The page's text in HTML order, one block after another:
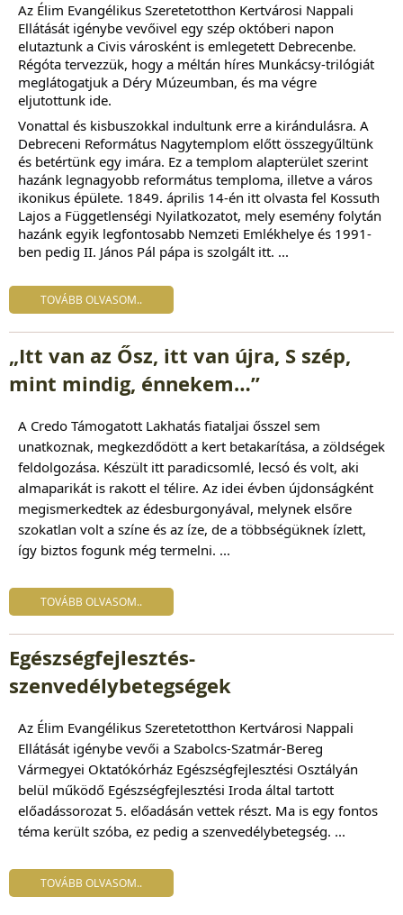
Az Élim Evangélikus Szeretetotthon Kertvárosi Nappali
Ellátását igénybe vevőivel egy szép októberi napon
elutaztunk a Civis városként is emlegetett Debrecenbe.
Régóta tervezzük, hogy a méltán híres Munkácsy-trilógiát
meglátogatjuk a Déry Múzeumban, és ma végre
eljutottunk ide.
Vonattal és kisbuszokkal indultunk erre a kirándulásra. A
Debreceni Református Nagytemplom előtt összegyűltünk
és betértünk egy imára. Ez a templom alapterület szerint
hazánk legnagyobb református temploma, illetve a város
ikonikus épülete. 1849. április 14-én itt olvasta fel Kossuth
Lajos a Függetlenségi Nyilatkozatot, mely esemény folytán
hazánk egyik legfontosabb Nemzeti Emlékhelye és 1991-
ben pedig II. János Pál pápa is szolgált itt. ...
TOVÁBB OLVASOM..
„Itt van az Ősz, itt van újra, S szép,
mint mindig, énnekem…”
A Credo Támogatott Lakhatás fiataljai ősszel sem
unatkoznak, megkezdődött a kert betakarítása, a zöldségek
feldolgozása. Készült itt paradicsomlé, lecsó és volt, aki
almaparikát is rakott el télire. Az idei évben újdonságként
megismerkedtek az édesburgonyával, melynek elsőre
szokatlan volt a színe és az íze, de a többségüknek ízlett,
így biztos fogunk még termelni. ...
TOVÁBB OLVASOM..
Egészségfejlesztés-
szenvedélybetegségek
Az Élim Evangélikus Szeretetotthon Kertvárosi Nappali
Ellátását igénybe vevői a Szabolcs-Szatmár-Bereg
Vármegyei Oktatókórház Egészségfejlesztési Osztályán
belül működő Egészségfejlesztési Iroda által tartott
előadássorozat 5. előadásán vettek részt. Ma is egy fontos
téma került szóba, ez pedig a szenvedélybetegség. ...
TOVÁBB OLVASOM..